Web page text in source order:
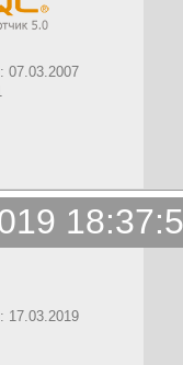
07.03.2007
17.03.2019